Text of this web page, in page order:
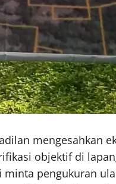
mengesahkan
objektif di
minta pengukuran